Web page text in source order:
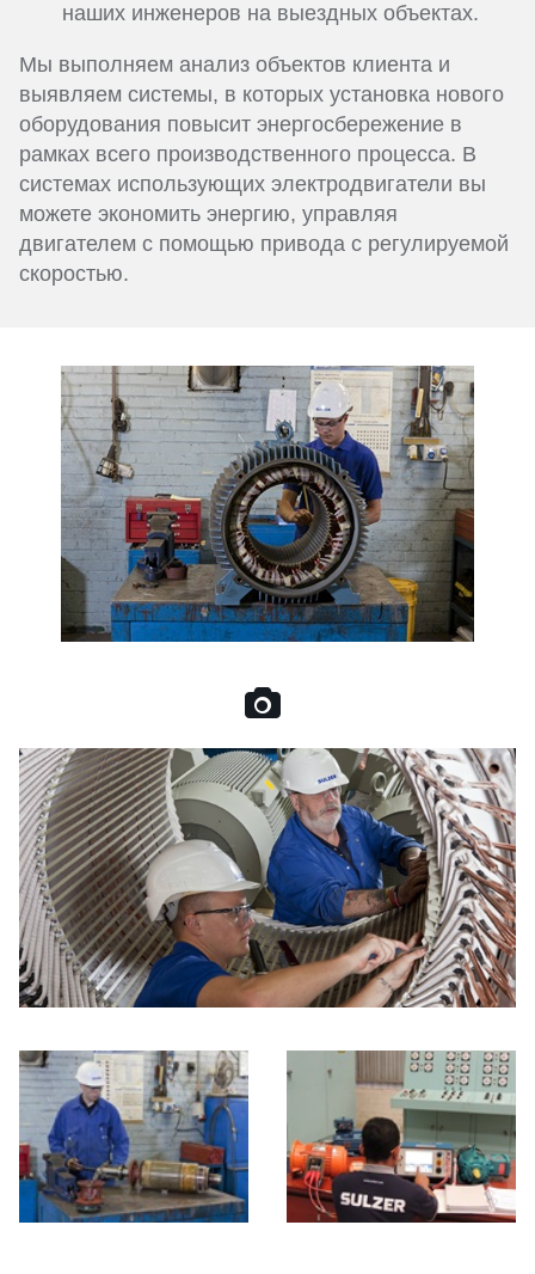
наших инженеров на выездных объектах.
Мы выполняем анализ объектов клиента и
выявляем системы, в которых установка нового
оборудования повысит энергосбережение в
рамках всего производственного процесса. В
системах использующих электродвигатели вы
можете экономить энергию, управляя
двигателем с помощью привода с регулируемой
скоростью.